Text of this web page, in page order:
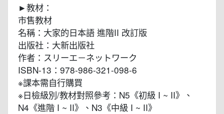
►教材：
市售教材
名稱：⼤家的⽇本語 進階II 改訂版
出版社：⼤新出版社
作者：スリーエ－ネットワーク
ISBN-13：978-986-321-098-6
※課本需自行購買
※⽇檢級別/教材對照參考：N5《初級 I ~ II》、
N4《進階 I ~ II》、N3《中級 I ~ II》